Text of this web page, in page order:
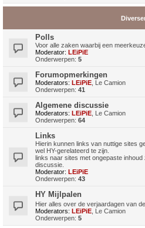
Polls
Voor alle zaken waarbij een
Moderator: LEiPiE
Onderwerpen: 5
Forumopmerkingen
Moderators: LEiPiE Le Camion
Onderwerpen: 41
Algemene discussie
Moderators: LEiPiE Le Camion
Onderwerpen: 64
Links
Hierin kunnen links van nuttige sites
wel HY-gerelateerd te zijn.
links naar sites met ongepaste
discussie.
Moderator: LEiPiE
Onderwerpen: 43
HY Mijlpalen
Hier alles over de verjaardagen van
Moderators: LEiPiE Le Camion
Onderwerpen: 5